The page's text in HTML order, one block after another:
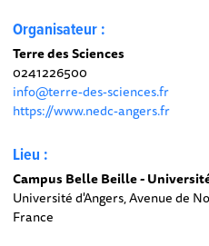
Organisateur :
Terre des Sciences
0241226500
info@terre-des-sciences.fr
https://www.nedc-angers.fr
Lieu :
Campus Belle Beille -
Université d'Angers, Avenue de
France